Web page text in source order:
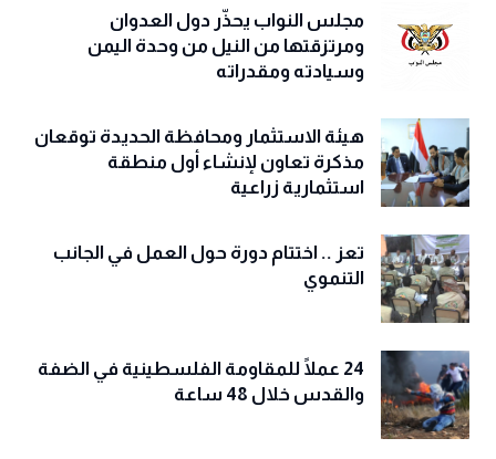
مجلس النواب يحذّّر دول العدوان
ومرتزقتها من النيل من وحدة اليمن
وسيادته ومقدراته
هيئة الاستثمار ومحافظة الحديدة توقعان
مذكرة تعاون لإنشاء أول منطقة
استثمارية زراعية
تعز .. اختتام دورة حول العمل في الجانب
التنموي
24 عملًا للمقاومة الفلسطينية في الضفة
والقدس خلال 48 ساعة